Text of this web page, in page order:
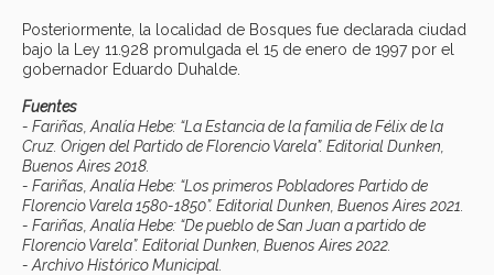
Posteriormente, la localidad de Bosques fue declarada ciudad
bajo la Ley 11.928 promulgada el 15 de enero de 1997 por el
gobernador Eduardo Duhalde.
Fuentes
- Fariñas, Analía Hebe: “La Estancia de la familia de Félix de la
Cruz. Origen del Partido de Florencio Varela”. Editorial Dunken,
Buenos Aires 2018.
- Fariñas, Analía Hebe: “Los primeros Pobladores Partido de
Florencio Varela 1580-1850”. Editorial Dunken, Buenos Aires 2021.
- Fariñas, Analía Hebe: “De pueblo de San Juan a partido de
Florencio Varela”. Editorial Dunken, Buenos Aires 2022.
- Archivo Histórico Municipal.